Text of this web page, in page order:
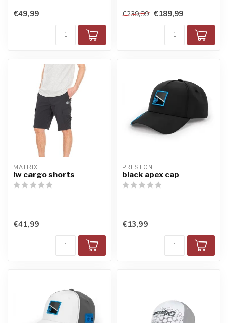
€49,99 €239,99 €189,99
MATRIX
lw cargo shorts
€41,99
PRESTON
black apex cap
€13,99